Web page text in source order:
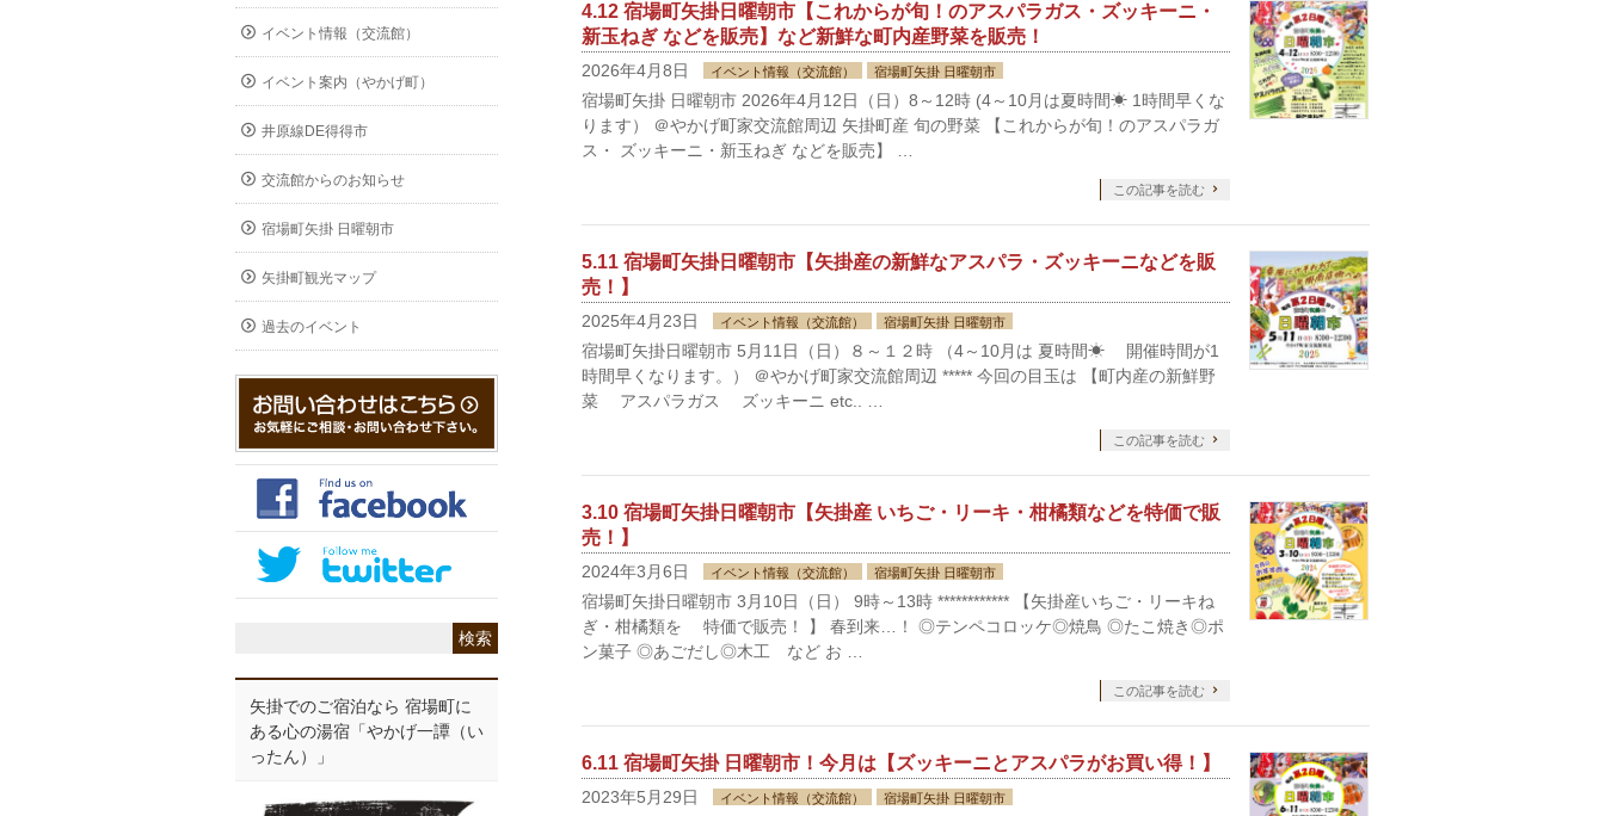
4.12 宿場町矢掛日曜朝市【これからが旬！のアスパラガス・ズッキーニ・
新玉ねぎ などを販売】など新鮮な町内産野菜を販売！
2026年4月8日 イベント情報（交流館） 宿場町矢掛 日曜朝市
宿場町矢掛 日曜朝市 2026年4月12日（日）8～12時 (4～10月は夏時間☀ 1時間早くな
ります） ＠やかげ町家交流館周辺 矢掛町産 旬の野菜 【これからが旬！のアスパラガ
ス・ ズッキーニ・新玉ねぎ などを販売】 …
この記事を読む
5.11 宿場町矢掛日曜朝市【矢掛産の新鮮なアスパラ・ズッキーニなどを販
売！】
2025年4月23日 イベント情報（交流館） 宿場町矢掛 日曜朝市
宿場町矢掛日曜朝市 5月11日（日）８～１２時 （4～10月は 夏時間☀ 開催時間が1
時間早くなります。） ＠やかげ町家交流館周辺 ***** 今回の目玉は 【町内産の新鮮野
菜 アスパラガス ズッキーニ etc.. …
この記事を読む
3.10 宿場町矢掛日曜朝市【矢掛産 いちご・リーキ・柑橘類などを特価で販
売！】
2024年3月6日 イベント情報（交流館） 宿場町矢掛 日曜朝市
宿場町矢掛日曜朝市 3月10日（日） 9時～13時 ************ 【矢掛産いちご・リーキね
ぎ・柑橘類を 特価で販売！ 】 春到来…！ ◎テンペコロッケ◎焼鳥 ◎たこ焼き◎ポ
ン菓子 ◎あごだし◎木工 など お …
この記事を読む
6.11 宿場町矢掛 日曜朝市！今月は【ズッキーニとアスパラがお買い得！】
2023年5月29日 イベント情報（交流館） 宿場町矢掛 日曜朝市
イベント情報（交流館）
イベント案内（やかげ町）
井原線DE得得市
交流館からのお知らせ
宿場町矢掛 日曜朝市
矢掛町観光マップ
過去のイベント
矢掛でのご宿泊なら 宿場町に
ある心の湯宿「やかげ一譚（い
ったん）」